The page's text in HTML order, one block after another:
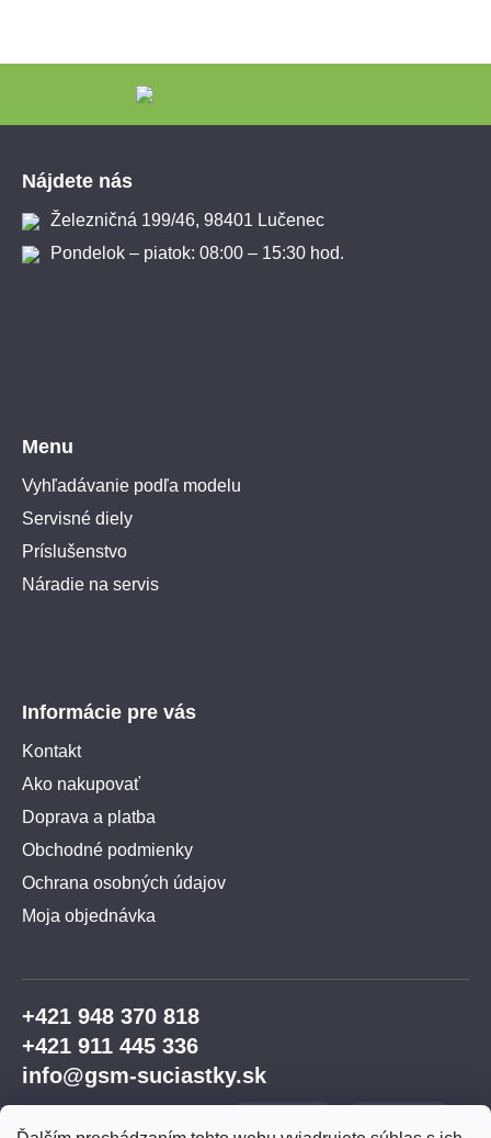
Nájdete nás
Železničná 199/46, 98401 Lučenec
Pondelok – piatok: 08:00 – 15:30 hod.
Menu
Vyhľadávanie podľa modelu
Servisné diely
Príslušenstvo
Náradie na servis
Informácie pre vás
Kontakt
Ako nakupovať
Doprava a platba
Obchodné podmienky
Ochrana osobných údajov
Moja objednávka
+421 948 370 818
+421 911 445 336
info@gsm-suciastky.sk